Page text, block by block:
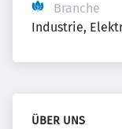
Branche
Industrie,
ÜBER UNS